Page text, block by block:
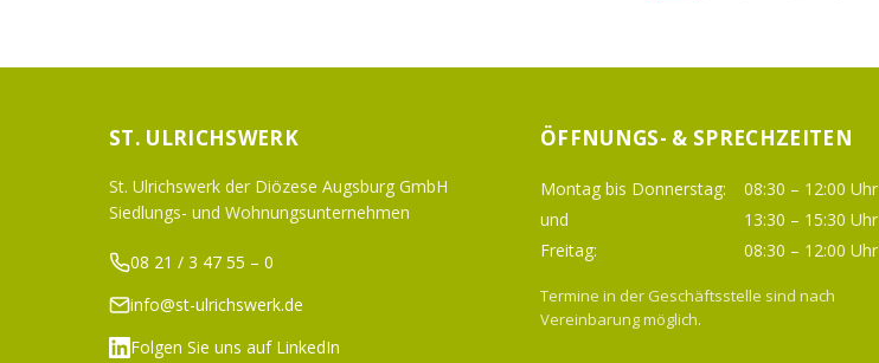
Beiträge
ST. ULRICHSWERK
St. Ulrichswerk der Diözese Augsburg GmbH
Siedlungs- und Wohnungsunternehmen
08 21 / 3 47 55 – 0
info@st-ulrichswerk.de
Folgen Sie uns auf LinkedIn
ÖFFNUNGS- & SPRECHZEITEN
Montag bis Donnerstag:
08:30 – 12:00 Uhr
und
13:30 – 15:30 Uhr
Freitag:
08:30 – 12:00 Uhr
Termine in der Geschäftsstelle sind nach
Vereinbarung möglich.